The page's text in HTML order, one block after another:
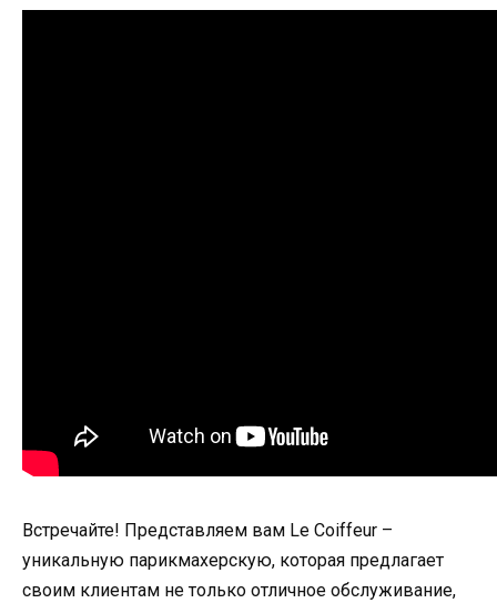
Встречайте! Представляем вам Le Coiffeur –
уникальную парикмахерскую, которая предлагает
своим клиентам не только отличное обслуживание,